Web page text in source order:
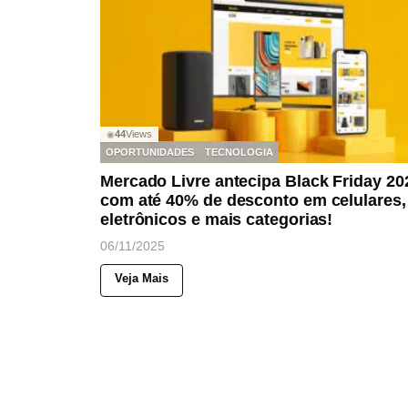
◉44Views
OPORTUNIDADES
TECNOLOGIA
Mercado Livre antecipa Black Friday
com até 40% de desconto em celulares,
eletrônicos e mais categorias!
06/11/2025
Veja Mais